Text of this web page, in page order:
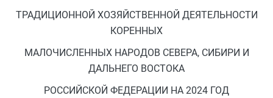
ТРАДИЦИОННОЙ ХОЗЯЙСТВЕННОЙ ДЕЯТЕЛЬНОСТИ
КОРЕННЫХ
МАЛОЧИСЛЕННЫХ НАРОДОВ СЕВЕРА, СИБИРИ И
ДАЛЬНЕГО ВОСТОКА
РОССИЙСКОЙ ФЕДЕРАЦИИ НА 2024 ГОД